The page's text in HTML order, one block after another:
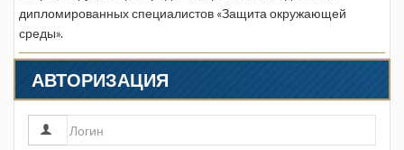
дипломированных специалистов «Защита окружающей
среды».
АВТОРИЗАЦИЯ